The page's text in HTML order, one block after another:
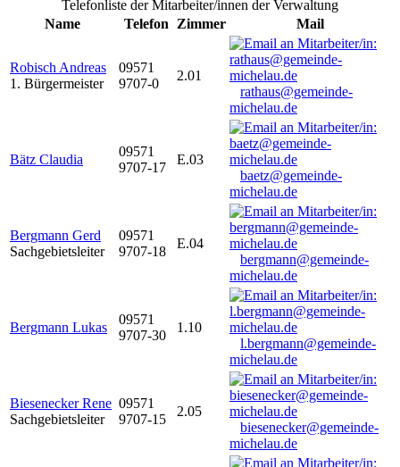
Telefonliste der Mitarbeiter/innen der Verwaltung
Name
Telefon Zimmer Mail
Robisch Andreas
1. Bürgermeister
09571
9707-0
2.01
rathaus@gemeinde-
michelau.de
Bätz Claudia
09571
9707-17
E.03
baetz@gemeinde-
michelau.de
Bergmann Gerd
Sachgebietsleiter
09571
9707-18
E.04
bergmann@gemeinde-
michelau.de
Bergmann Lukas
09571
9707-30
1.10
l.bergmann@gemeinde-
michelau.de
Biesenecker Rene
Sachgebietsleiter
09571
9707-15
2.05
biesenecker@gemeinde-
michelau.de